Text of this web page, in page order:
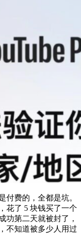
付费的，全都是坑。
花了 5 块钱买了一个
功第二天就被封了，
不知道被多少人用过